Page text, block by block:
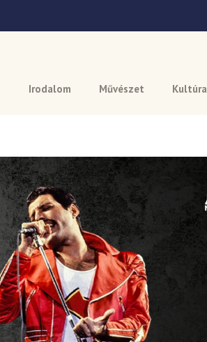
Irodalom Művészet Kultúra